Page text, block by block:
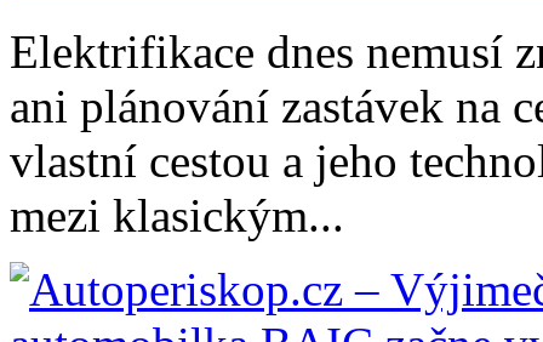
Elektrifikace dnes nemusí
ani plánování zastávek na
vlastní cestou a jeho
mezi klasickým...